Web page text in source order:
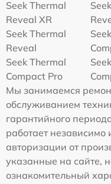
Seek Thermal
Reveal XR
Seek Thermal
Reveal
Seek Thermal
Compact Pro
Мы занимаемся
обслуживанием
гарантийного
работает
авторизации от
указанные на сайте,
ознакомительный